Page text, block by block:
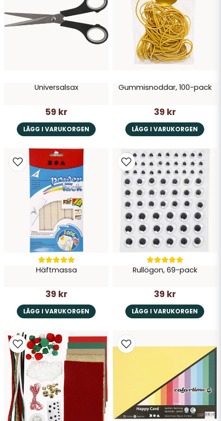
Skicka fråga
Universalsax
59 kr
LÄGG I VARUKORGEN
Gummisnoddar, 100-pack
39 kr
LÄGG I VARUKORGEN
Häftmassa
39 kr
LÄGG I VARUKORGEN
Rullögon, 69-pack
39 kr
LÄGG I VARUKORGEN